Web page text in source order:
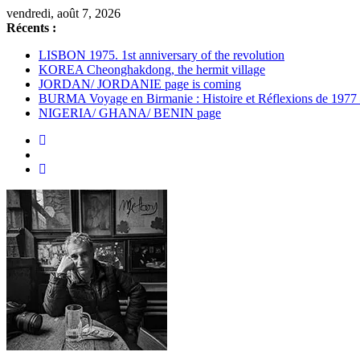
Passer
au
vendredi, août 7, 2026
Récents :
LISBON 1975. 1st anniversary of the revolution
KOREA Cheonghakdong, the hermit village
JORDAN/ JORDANIE page is coming
BURMA Voyage en Birmanie : Histoire et Réflexions de 1977
NIGERIA/ GHANA/ BENIN page